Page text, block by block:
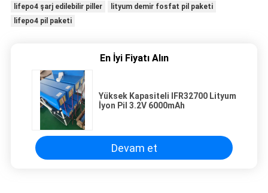
lifepo4 şarj edilebilir piller
lityum demir fosfat pil paketi
lifepo4 pil paketi
En İyi Fiyatı Alın
Yüksek Kapasiteli IFR32700 Lityum
İyon Pil 3.2V 6000mAh
Devam et